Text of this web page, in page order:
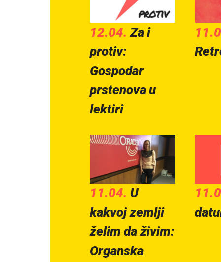
12.04.Za i
protiv:
Gospodar
prstenova u
lektiri
11.04. U
kakvoj zemlji
želim da živim:
Organska